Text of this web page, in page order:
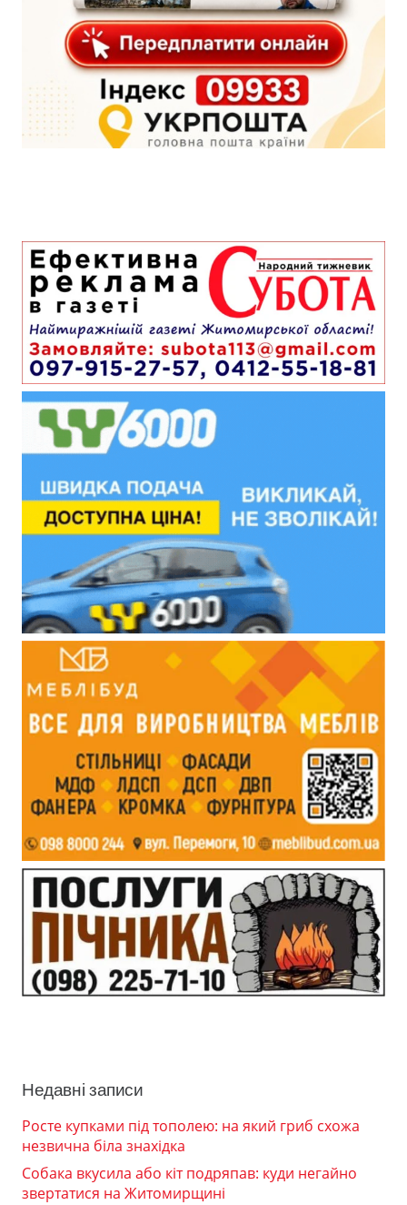
Недавні записи
Росте купками під тополею: на який гриб схожа
незвична біла знахідка
Собака вкусила або кіт подряпав: куди негайно
звертатися на Житомирщині